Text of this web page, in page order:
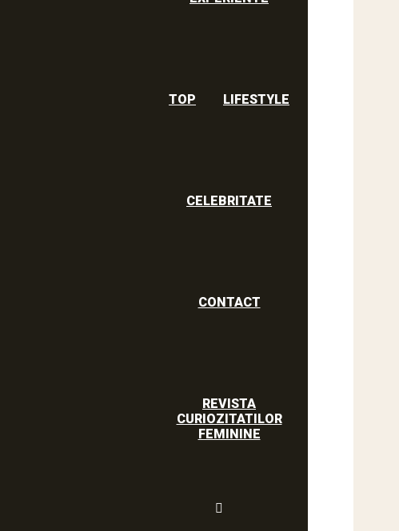
TOP LIFESTYLE
CELEBRITATE
CONTACT
REVISTA
CURIOZITATILOR
FEMININE